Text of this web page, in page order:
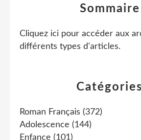
Catégories
Roman Français (372)
Adolescence (144)
Enfance (101)
Sommaire
Cliquez ici pour accéder aux
différents types d'articles.